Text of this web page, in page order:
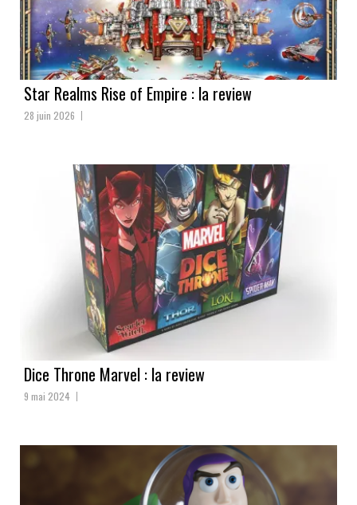
Star Realms Rise of Empire : la review
28 juin 2026
Dice Throne Marvel : la review
9 mai 2024